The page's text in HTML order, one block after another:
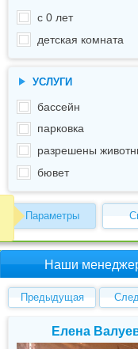
с 0 лет
детская комната
УСЛУГИ
бассейн
парковка
разрешены
бювет
Параметры
Наши
Предыдущая
Елена
работы: круглогодично
1967, реконструкция
мест: 150, 80 номеров
5,2 га
МЕСТ